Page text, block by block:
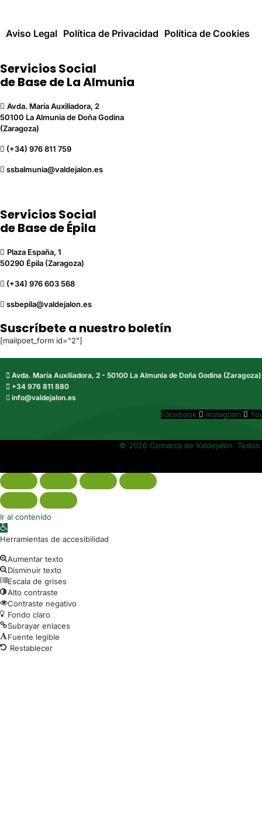
Aviso Legal Política de Privacidad Política de Cookies
Servicios Social
de Base de La Almunia
Avda. María Auxiliadora, 2
50100 La Almunia de Doña Godina
(Zaragoza)
(+34) 976 811 759
ssbalmunia@valdejalon.es
Servicios Social
de Base de Épila
Plaza España, 1
50290 Épila (Zaragoza)
(+34) 976 603 568
ssbepila@valdejalon.es
Suscríbete a nuestro boletín
[mailpoet_form id="2"]
Avda. María Auxiliadora, 2 - 50100 La Almunia de Doña Godina (Zaragoza)
+34 976 811 880
info@valdejalon.es
Facebook Instagram
© 2026 Comarca de Valdejalón.
Ir al contenido
Abrir barra de herramientas
Herramientas de accesibilidad
Aumentar texto
Disminuir texto
Escala de grises
Alto contraste
Contraste negativo
Fondo claro
Subrayar enlaces
Fuente legible
Restablecer